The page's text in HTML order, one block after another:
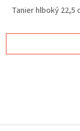
Tanier hlboký 22,5